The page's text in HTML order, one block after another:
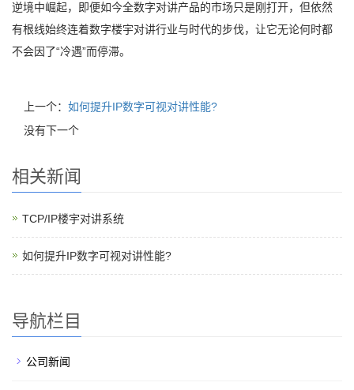
逆境中崛起，即便如今全数字对讲产品的市场只是刚打开，但依然
有根线始终连着数字楼宇对讲行业与时代的步伐，让它无论何时都
不会因了“冷遇”而停滞。
上一个： 如何提升IP数字可视对讲性能?
没有下一个
相关新闻
TCP/IP楼宇对讲系统
如何提升IP数字可视对讲性能?
导航栏目
公司新闻